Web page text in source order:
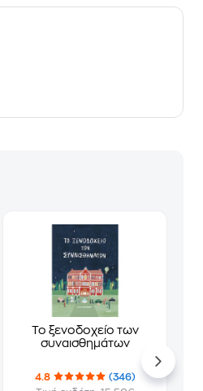
Το ξενοδοχείο των
συναισθημάτων
4.8
(346)